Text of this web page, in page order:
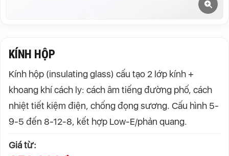
KÍNH HỘP
Kính hộp (insulating glass) cấu tạo 2 lớp kính +
khoang khí cách ly: cách âm tiếng đường phố, cách
nhiệt tiết kiệm điện, chống đọng sương. Cấu hình 5-
9-5 đến 8-12-8, kết hợp Low-E/phản quang.
Giá từ: